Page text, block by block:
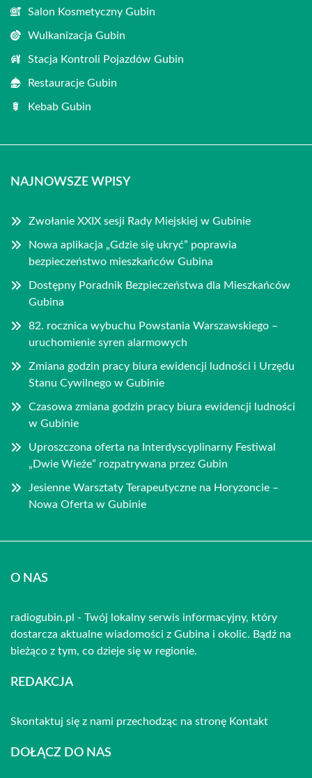
Salon Kosmetyczny Gubin
Wulkanizacja Gubin
Stacja Kontroli Pojazdów Gubin
Restauracje Gubin
Kebab Gubin
NAJNOWSZE WPISY
Zwołanie XXIX sesji Rady Miejskiej w Gubinie
Nowa aplikacja „Gdzie się ukryć” poprawia
bezpieczeństwo mieszkańców Gubina
Dostępny Poradnik Bezpieczeństwa dla Mieszkańców
Gubina
82. rocznica wybuchu Powstania Warszawskiego –
uruchomienie syren alarmowych
Zmiana godzin pracy biura ewidencji ludności i Urzędu
Stanu Cywilnego w Gubinie
Czasowa zmiana godzin pracy biura ewidencji ludności
w Gubinie
Uproszczona oferta na Interdyscyplinarny Festiwal
„Dwie Wieże” rozpatrywana przez Gubin
Jesienne Warsztaty Terapeutyczne na Horyzoncie –
Nowa Oferta w Gubinie
O NAS
radiogubin.pl - Twój lokalny serwis informacyjny, który
dostarcza aktualne wiadomości z Gubina i okolic. Bądź na
bieżąco z tym, co dzieje się w regionie.
REDAKCJA
Skontaktuj się z nami przechodząc na stronę Kontakt
DOŁĄCZ DO NAS